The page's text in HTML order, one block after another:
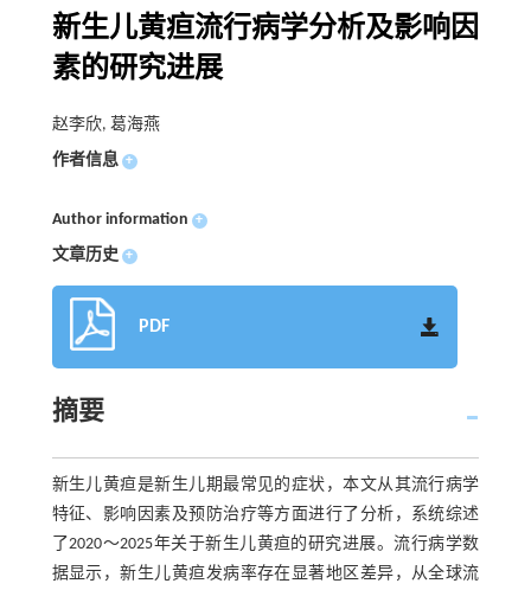
新生儿黄疸流行病学分析及影响因
素的研究进展
赵李欣, 葛海燕
作者信息 +
Author information +
文章历史 +
PDF
摘要
新生儿黄疸是新生儿期最常见的症状，本文从其流行病学
特征、影响因素及预防治疗等方面进行了分析，系统综述
了2020～2025年关于新生儿黄疸的研究进展。流行病学数
据显示，新生儿黄疸发病率存在显著地区差异，从全球流